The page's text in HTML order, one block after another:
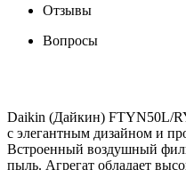
Отзывы
Вопросы
Daikin (Дайкин) FTYN50L/
с элегантным дизайном и
Встроенный воздушный
пыль. Агрегат обладает